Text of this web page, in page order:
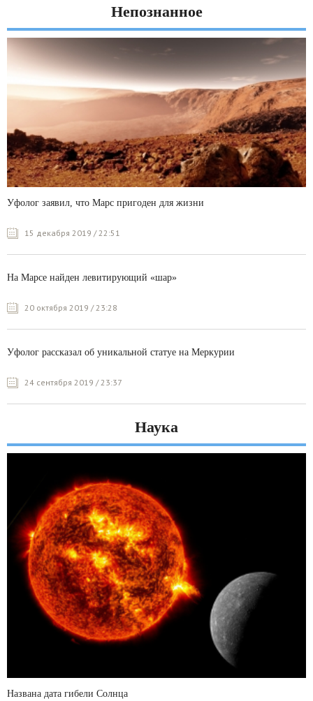
Непознанное
Уфолог заявил, что Марс пригоден для жизни
15 декабря 2019 / 22:51
На Марсе найден левитирующий «шар»
20 октября 2019 / 23:28
Уфолог рассказал об уникальной статуе на Меркурии
24 сентября 2019 / 23:37
Наука
Названа дата гибели Солнца